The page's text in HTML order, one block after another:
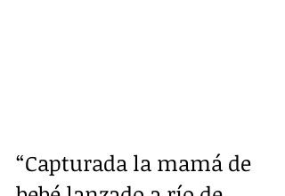
“Capturada la mamá de